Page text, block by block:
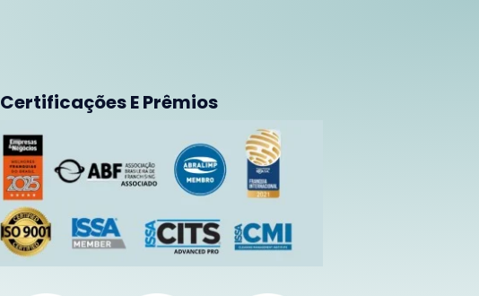
Certificações E Prêmios